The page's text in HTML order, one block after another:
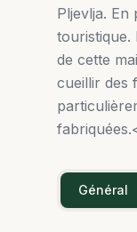
Pljevlja.
touristique.
de cette
cueillir des
Général